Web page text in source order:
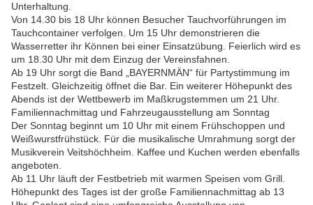
Unterhaltung.
Von 14.30 bis 18 Uhr können Besucher Tauchvorführungen im
Tauchcontainer verfolgen. Um 15 Uhr demonstrieren die
Wasserretter ihr Können bei einer Einsatzübung. Feierlich wird es
um 18.30 Uhr mit dem Einzug der Vereinsfahnen.
Ab 19 Uhr sorgt die Band „BAYERNMÄN“ für Partystimmung im
Festzelt. Gleichzeitig öffnet die Bar. Ein weiterer Höhepunkt des
Abends ist der Wettbewerb im Maßkrugstemmen um 21 Uhr.
Familiennachmittag und Fahrzeugausstellung am Sonntag
Der Sonntag beginnt um 10 Uhr mit einem Frühschoppen und
Weißwurstfrühstück. Für die musikalische Umrahmung sorgt der
Musikverein Veitshöchheim. Kaffee und Kuchen werden ebenfalls
angeboten.
Ab 11 Uhr läuft der Festbetrieb mit warmen Speisen vom Grill.
Höhepunkt des Tages ist der große Familiennachmittag ab 13